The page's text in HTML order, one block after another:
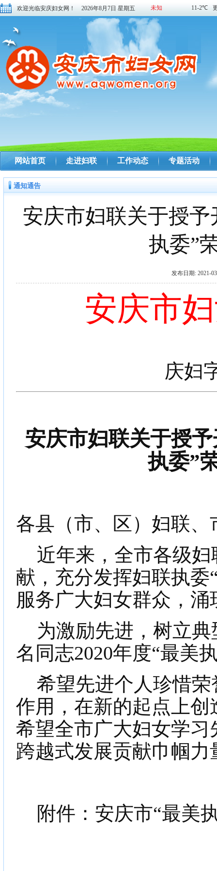
欢迎光临安庆妇女网！ 2026年8月7日 星期五
网站首页 走进妇联 工作动态 专题活动
通知通告
安庆市妇联关于授予
执委”
发布日期: 2021-
安庆市
庆妇
安庆市妇联关于授
执委”
各县（市、区）妇联
近年来，全市各级
献，充分发挥妇联执委
服务广大妇女群众，
为激励先进，树立
名同志2020年度“最美
希望先进个人珍惜
作用，在新的起点上
希望全市广大妇女学
跨越式发展贡献巾帼力
附件：安庆市“最美